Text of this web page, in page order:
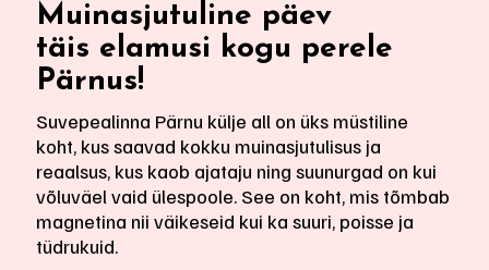
Muinasjutuline päev
täis elamusi kogu perele
Pärnus!
Suvepealinna Pärnu külje all on üks müstiline
koht, kus saavad kokku muinasjutulisus ja
reaalsus, kus kaob ajataju ning suunurgad on kui
võluväel vaid ülespoole. See on koht, mis tõmbab
magnetina nii väikeseid kui ka suuri, poisse ja
tüdrukuid.